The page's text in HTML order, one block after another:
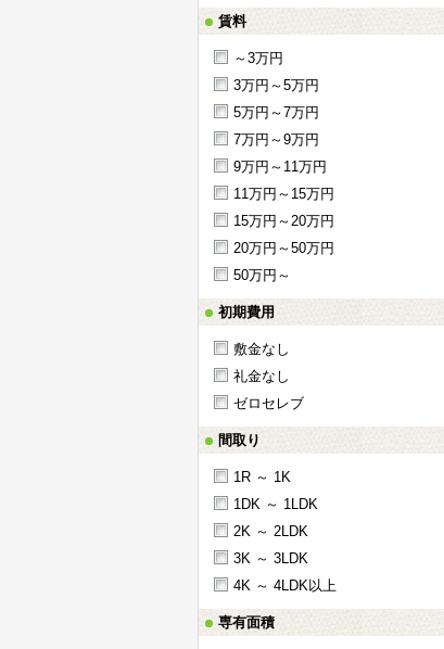
賃料
～3万円
3万円～5万円
5万円～7万円
7万円～9万円
9万円～11万円
11万円～15万円
15万円～20万円
20万円～50万円
50万円～
初期費用
敷金なし
礼金なし
ゼロセレブ
間取り
1R ～ 1K
1DK ～ 1LDK
2K ～ 2LDK
3K ～ 3LDK
4K ～ 4LDK以上
専有面積